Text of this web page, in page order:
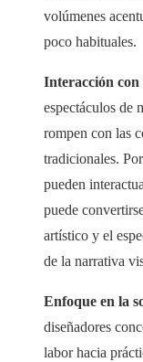
volúmenes
poco habituales.
Interacción con
espectáculos de
rompen con las
tradicionales.
pueden
puede
artístico y el
de la narrativa
Enfoque en la
diseñadores
labor hacia